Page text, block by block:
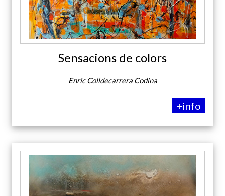
Sensacions de colors
Enric Colldecarrera Codina
+info